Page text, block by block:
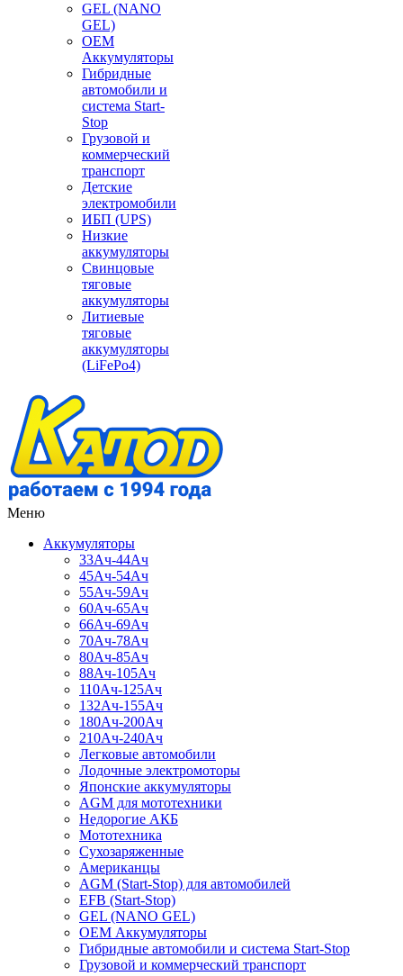
GEL (NANO
GEL)
OEM
Аккумуляторы
Гибридные
автомобили и
система Start-
Stop
Грузовой и
коммерческий
транспорт
Детские
электромобили
ИБП (UPS)
Низкие
аккумуляторы
Свинцовые
тяговые
аккумуляторы
Литиевые
тяговые
аккумуляторы
(LiFePo4)
Меню
Аккумуляторы
33Ач-44Ач
45Ач-54Ач
55Ач-59Ач
60Ач-65Ач
66Ач-69Ач
70Ач-78Ач
80Ач-85Ач
88Ач-105Ач
110Ач-125Ач
132Ач-155Ач
180Ач-200Ач
210Ач-240Ач
Легковые автомобили
Лодочные электромоторы
Японские аккумуляторы
AGM для мототехники
Недорогие АКБ
Мототехника
Сухозаряженные
Американцы
AGM (Start-Stop) для автомобилей
EFB (Start-Stop)
GEL (NANO GEL)
OEM Аккумуляторы
Гибридные автомобили и система Start-Stop
Грузовой и коммерческий транспорт